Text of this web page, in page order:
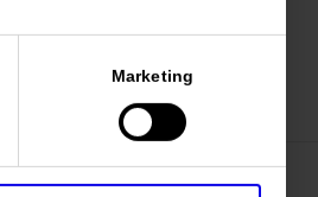
Marketing